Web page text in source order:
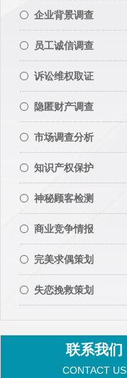
企业背景调查
员工诚信调查
诉讼维权取证
隐匿财产调查
市场调查分析
知识产权保护
神秘顾客检测
商业竞争情报
完美求偶策划
失恋挽救策划
联系我们
CONTACT US